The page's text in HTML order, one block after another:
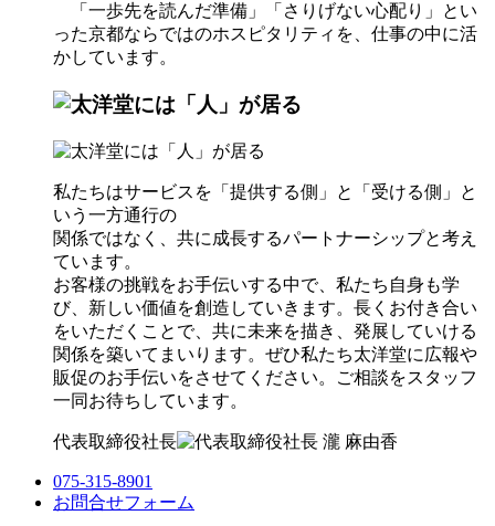
「一歩先を読んだ準備」「さりげない心配り」とい
った京都ならではのホスピタリティを、仕事の中に活
かしています。
私たちはサービスを「提供する側」と「受ける側」と
いう一方通行の
関係ではなく、共に成長するパートナーシップと考え
ています。
お客様の挑戦をお手伝いする中で、私たち自身も学
び、新しい価値を創造していきます。長くお付き合い
をいただくことで、共に未来を描き、発展していける
関係を築いてまいります。ぜひ私たち太洋堂に広報や
販促のお手伝いをさせてください。ご相談をスタッフ
一同お待ちしています。
代表取締役社長
075-315-8901
お問合せフォーム